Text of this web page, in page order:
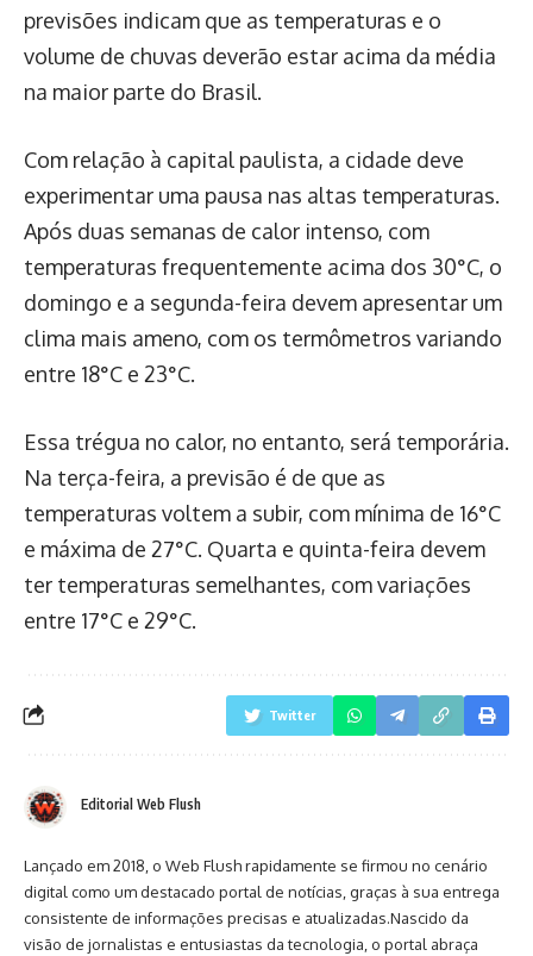
previsões indicam que as temperaturas e o
volume de chuvas deverão estar acima da média
na maior parte do Brasil.
Com relação à capital paulista, a cidade deve
experimentar uma pausa nas altas temperaturas.
Após duas semanas de calor intenso, com
temperaturas frequentemente acima dos 30°C, o
domingo e a segunda-feira devem apresentar um
clima mais ameno, com os termômetros variando
entre 18°C e 23°C.
Essa trégua no calor, no entanto, será temporária.
Na terça-feira, a previsão é de que as
temperaturas voltem a subir, com mínima de 16°C
e máxima de 27°C. Quarta e quinta-feira devem
ter temperaturas semelhantes, com variações
entre 17°C e 29°C.
Twitter
Editorial Web Flush
Lançado em 2018, o Web Flush rapidamente se firmou no cenário
digital como um destacado portal de notícias, graças à sua entrega
consistente de informações precisas e atualizadas.Nascido da
visão de jornalistas e entusiastas da tecnologia, o portal abraça